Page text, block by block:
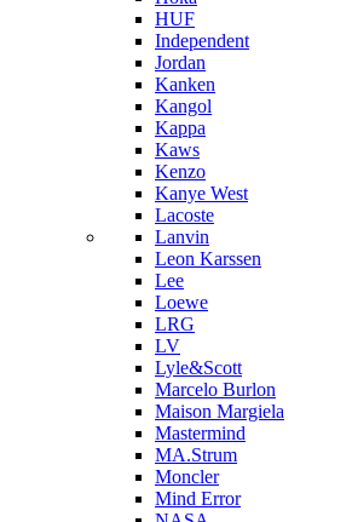
HUF
Independent
Jordan
Kanken
Kangol
Kappa
Kaws
Kenzo
Kanye West
Lacoste
Lanvin
Leon Karssen
Lee
Loewe
LRG
LV
Lyle&Scott
Marcelo Burlon
Maison Margiela
Mastermind
MA.Strum
Moncler
Mind Error